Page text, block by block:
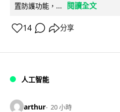
置防護功能，...
閱讀全文
14 分享
人工智能
arthur 20 小時